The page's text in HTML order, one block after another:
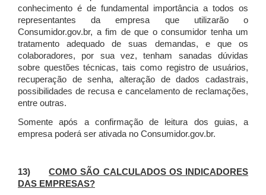
conhecimento é de fundamental importância a todos os
representantes da empresa que utilizarão o
Consumidor.gov.br, a fim de que o consumidor tenha um
tratamento adequado de suas demandas, e que os
colaboradores, por sua vez, tenham sanadas dúvidas
sobre questões técnicas, tais como registro de usuários,
recuperação de senha, alteração de dados cadastrais,
possibilidades de recusa e cancelamento de reclamações,
entre outras.
Somente após a confirmação de leitura dos guias, a
empresa poderá ser ativada no Consumidor.gov.br.
13)COMO SÃO CALCULADOS OS INDICADORES
DAS EMPRESAS?